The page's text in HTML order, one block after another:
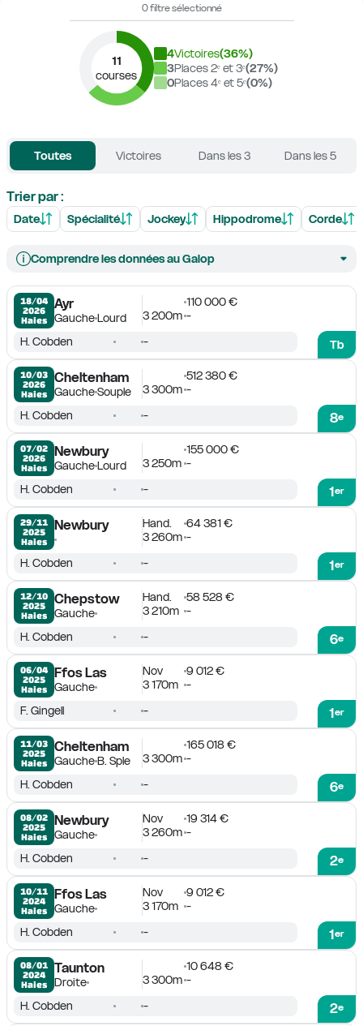
0 filtre sélectionné
11
courses
4Victoires(36%)
3Places 2ᵉ et 3ᵉ(27%)
0Places 4ᵉ et 5ᵉ(0%)
Toutes Victoires Dans les 3 Dans les 5
Trier par :
Date Spécialité Jockey Hippodrome Corde
Comprendre les données au Galop
18/04
2026
Haies
Ayr
GaucheLourd
110 000 €
3 200m -
Tb
H. Cobden -
10/03
2026
Haies
Cheltenham
GaucheSouple
512 380 €
3 300m -
8e
H. Cobden -
07/02
2026
Haies
Newbury
GaucheLourd
155 000 €
3 250m -
1er
H. Cobden -
29/11
2025
Haies
Newbury Hand.
64 381 €
3 260m -
1er
H. Cobden -
12/10
2025
Haies
Chepstow
Gauche
Hand.
58 528 €
3 210m -
6e
H. Cobden -
06/04
2025
Haies
Ffos Las
Gauche
Nov
9 012 €
3 170m -
1er
F. Gingell -
11/03
2025
Haies
Cheltenham
GaucheB. Sple
165 018 €
3 300m -
6e
H. Cobden -
08/02
2025
Haies
Newbury
Gauche
Nov
19 314 €
3 260m -
2e
H. Cobden -
10/11
2024
Haies
Ffos Las
Gauche
Nov
9 012 €
3 170m -
1er
H. Cobden -
08/01
2024
Haies
Taunton
Droite
10 648 €
3 300m -
2e
H. Cobden -